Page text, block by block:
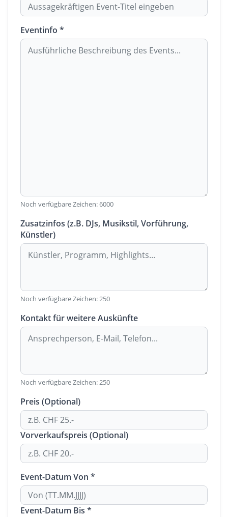
Eventinfo *
Noch verfügbare Zeichen:6000
Zusatzinfos (z.B. DJs, Musikstil, Vorführung,
Künstler)
Noch verfügbare Zeichen:250
Kontakt für weitere Auskünfte
Noch verfügbare Zeichen:250
Preis (Optional)
Vorverkaufspreis (Optional)
Event-Datum Von *
Event-Datum Bis *